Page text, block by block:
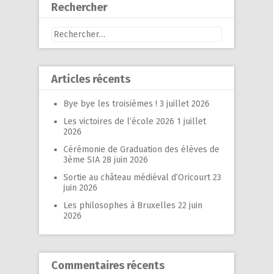
Rechercher
Rechercher :
Articles récents
Bye bye les troisièmes ! 3 juillet 2026
Les victoires de l’école 2026 1 juillet
2026
Cérémonie de Graduation des élèves de
3ème SIA 28 juin 2026
Sortie au château médiéval d’Oricourt 23
juin 2026
Les philosophes à Bruxelles 22 juin
2026
Commentaires récents